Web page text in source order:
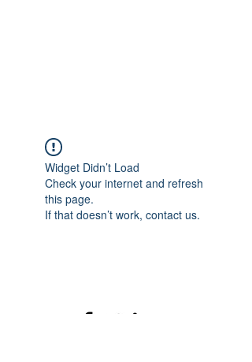
Widget Didn’t Load
Check your internet and refresh
this page.
If that doesn’t work, contact us.